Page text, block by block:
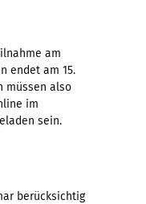
am
endet am 15.
müssen also
im
sein.
berücksichtig